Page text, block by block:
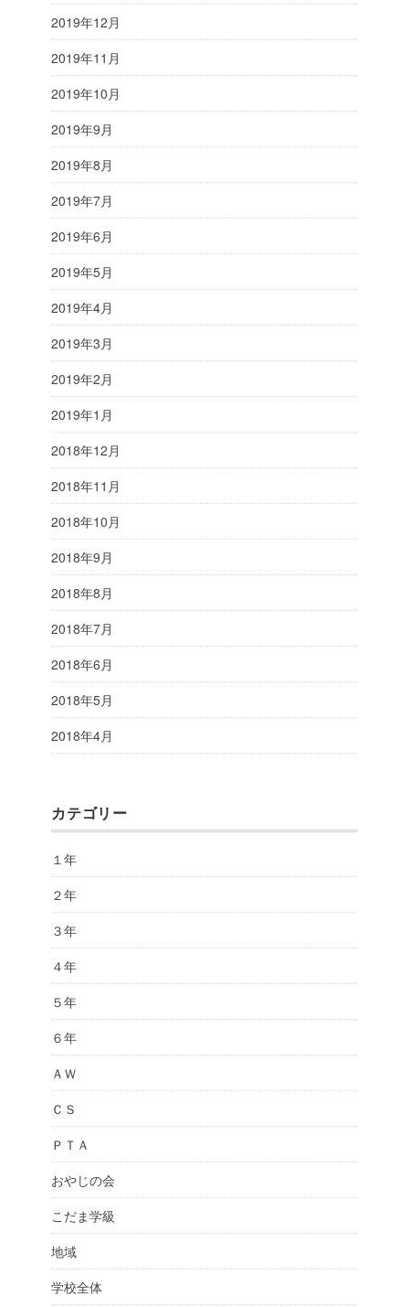
2019年12月
2019年11月
2019年10月
2019年9月
2019年8月
2019年7月
2019年6月
2019年5月
2019年4月
2019年3月
2019年2月
2019年1月
2018年12月
2018年11月
2018年10月
2018年9月
2018年8月
2018年7月
2018年6月
2018年5月
2018年4月
カテゴリー
１年
２年
３年
４年
５年
６年
ＡＷ
ＣＳ
ＰＴＡ
おやじの会
こだま学級
地域
学校全体